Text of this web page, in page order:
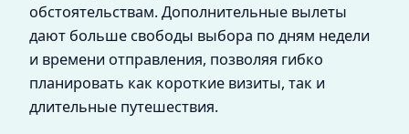
обстоятельствам. Дополнительные вылеты
дают больше свободы выбора по дням недели
и времени отправления, позволяя гибко
планировать как короткие визиты, так и
длительные путешествия.